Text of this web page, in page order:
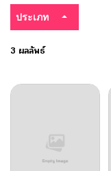
ประเภท
3 ผลลัพธ์